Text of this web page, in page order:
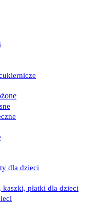
dla dzieci
płatki dla dzieci